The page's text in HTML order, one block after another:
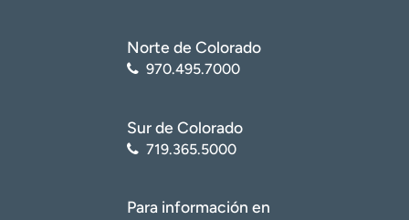
Norte de Colorado
970.495.7000
Sur de Colorado
719.365.5000
Para información en